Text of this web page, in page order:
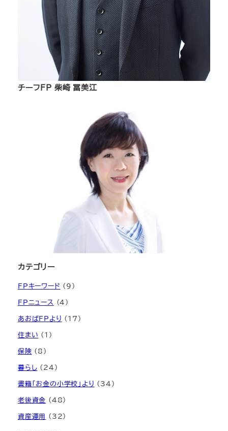
チーフFP 柴崎 冨美江
カテゴリー
FPキーワード (9)
FPニュース (4)
あおばFPより (17)
住まい (1)
保険 (8)
暮らし (24)
書籍「お金の小学校」より (34)
老後資金 (48)
資産運用 (32)